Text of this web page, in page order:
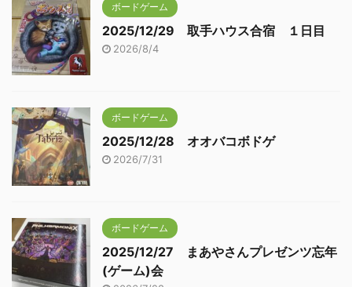
ボードゲーム
2025/12/29 取手ハウス合宿 １日目
2026/8/4
ボードゲーム
2025/12/28 オオバコボドゲ
2026/7/31
ボードゲーム
2025/12/27 まあやさんプレゼンツ忘年
(ゲーム)会